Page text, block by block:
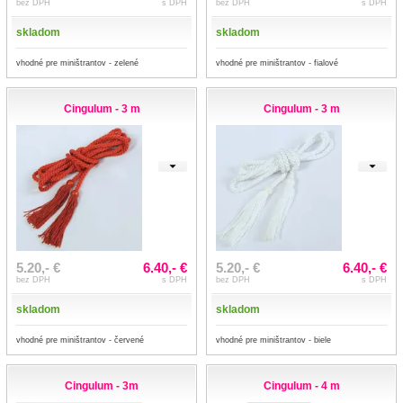
bez DPH s DPH
skladom
vhodné pre miništrantov - zelené
bez DPH s DPH
skladom
vhodné pre miništrantov - fialové
Cingulum - 3 m
5.20,- €
bez DPH
6.40,- €
s DPH
skladom
vhodné pre miništrantov - červené
Cingulum - 3 m
5.20,- €
bez DPH
6.40,- €
s DPH
skladom
vhodné pre miništrantov - biele
Cingulum - 3m Cingulum - 4 m